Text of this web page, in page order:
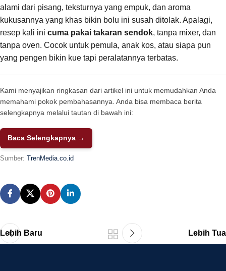
alami dari pisang, teksturnya yang empuk, dan aroma
kukusannya yang khas bikin bolu ini susah ditolak. Apalagi,
resep kali ini cuma pakai takaran sendok, tanpa mixer, dan
tanpa oven. Cocok untuk pemula, anak kos, atau siapa pun
yang pengen bikin kue tapi peralatannya terbatas.
Kami menyajikan ringkasan dari artikel ini untuk memudahkan Anda
memahami pokok pembahasannya. Anda bisa membaca berita
selengkapnya melalui tautan di bawah ini:
Baca Selengkapnya →
Sumber: TrenMedia.co.id
Lebih Baru Lebih Tua